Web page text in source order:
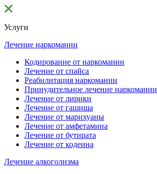
Услуги
Лечение наркомании
Кодирование от наркомании
Лечение от спайса
Реабилитация наркомании
Принудительное лечение наркомании
Лечение от лирики
Лечение от гашиша
Лечение от марихуаны
Лечение от амфетамина
Лечение от бутирата
Лечение от кодеина
Лечение алкоголизма